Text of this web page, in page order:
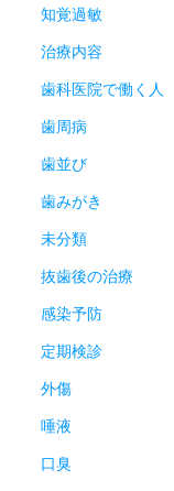
知覚過敏
治療内容
歯科医院で働く人
歯周病
歯並び
歯みがき
未分類
抜歯後の治療
感染予防
定期検診
外傷
唾液
口臭